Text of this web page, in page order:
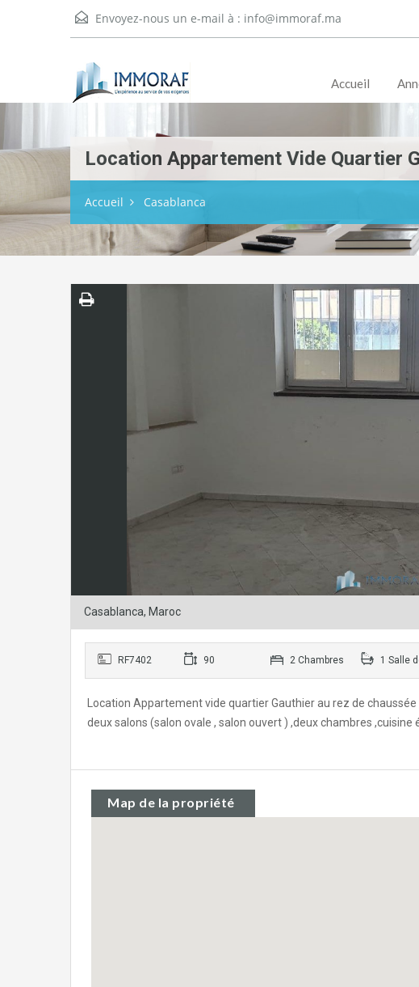
Envoyez-nous un e-mail à : info@immoraf.ma
Accueil
Location Appartement Vide Quartier
Accueil Casablanca
Casablanca, Maroc
RF7402 90 2 Chambres 1 Salle
Location Appartement vide quartier Gauthier au rez de
deux salons (salon ovale , salon ouvert ) ,deux chambres ,cuisine
Map de la propriété